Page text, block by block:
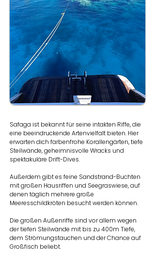
Safaga ist bekannt für seine intakten Riffe, die
eine beeindruckende Artenvielfalt bieten. Hier
erwarten dich farbenfrohe Korallengärten, tiefe
Steilwände, geheimnisvolle Wracks und
spektakuläre Drift-Dives.
Außerdem gibt es feine Sandstrand-Buchten
mit großen Hausriffen und Seegraswiese, auf
denen täglich mehrere große
Meeresschildkröten besucht werden können.
Die großen Außenriffe sind vor allem wegen
der tiefen Steilwände mit bis zu 400m Tiefe,
dem Strömungstauchen und der Chance auf
Großfisch beliebt.